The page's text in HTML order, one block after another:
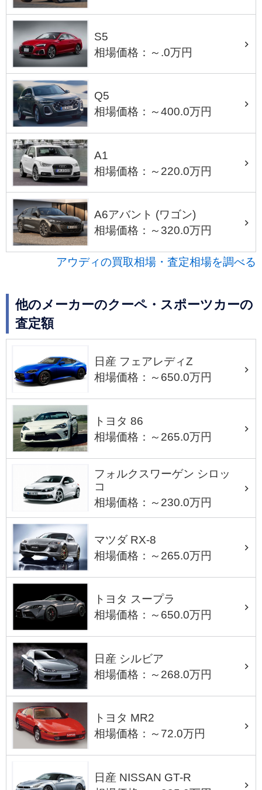
S5
相場価格：～.0万円
Q5
相場価格：～400.0万円
A1
相場価格：～220.0万円
A6アバント (ワゴン)
相場価格：～320.0万円
アウディの買取相場・査定相場を調べる
他のメーカーのクーペ・スポーツカーの
査定額
日産 フェアレディZ
相場価格：～650.0万円
トヨタ 86
相場価格：～265.0万円
フォルクスワーゲン シロッ
コ
相場価格：～230.0万円
マツダ RX-8
相場価格：～265.0万円
トヨタ スープラ
相場価格：～650.0万円
日産 シルビア
相場価格：～268.0万円
トヨタ MR2
相場価格：～72.0万円
日産 NISSAN GT-R